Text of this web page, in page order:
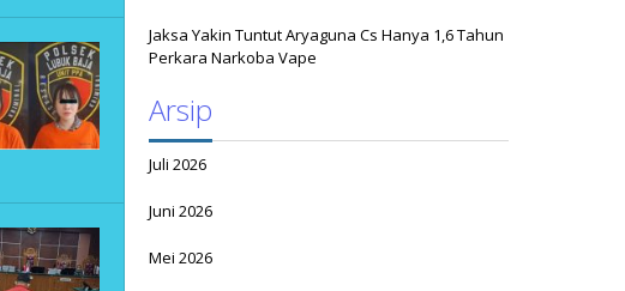
Jaksa Yakin Tuntut Aryaguna Cs Hanya 1,6 Tahun
Perkara Narkoba Vape
Arsip
Juli 2026
Juni 2026
Mei 2026